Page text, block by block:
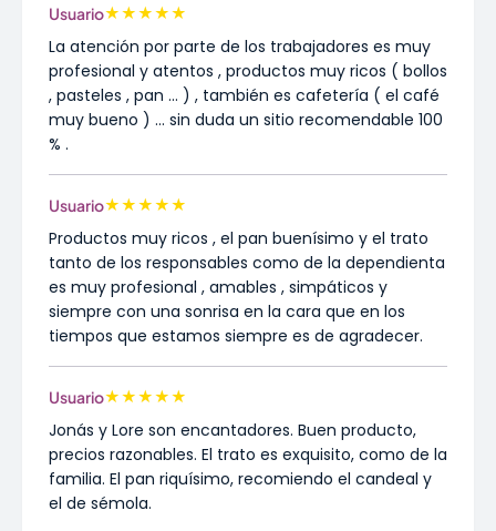
Usuario★★★★★
La atención por parte de los trabajadores es muy
profesional y atentos , productos muy ricos ( bollos
, pasteles , pan ... ) , también es cafetería ( el café
muy bueno ) ... sin duda un sitio recomendable 100
% .
Usuario★★★★★
Productos muy ricos , el pan buenísimo y el trato
tanto de los responsables como de la dependienta
es muy profesional , amables , simpáticos y
siempre con una sonrisa en la cara que en los
tiempos que estamos siempre es de agradecer.
Usuario★★★★★
Jonás y Lore son encantadores. Buen producto,
precios razonables. El trato es exquisito, como de la
familia. El pan riquísimo, recomiendo el candeal y
el de sémola.